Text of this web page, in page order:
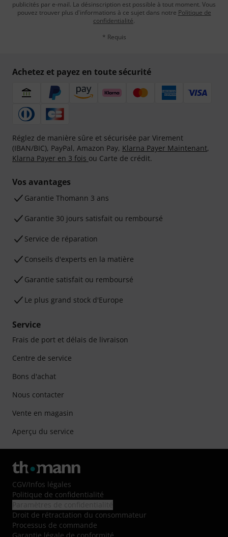
publicités par e-mail. La désinscription est possible à tout moment. Vous
pouvez trouver plus d'informations à ce sujet dans notre Politique de
confidentialité.
* Requis
Achetez et payez en toute sécurité
Réglez de manière sûre et sécurisée par Virement
(IBAN/BIC), PayPal, Amazon Pay, Klarna Payer Maintenant,
Klarna Payer en 3 fois ou Carte de crédit.
Vos avantages
Ga­ran­tie Thomann 3 ans
Garantie 30 jours satisfait ou remboursé
Service de réparation
Conseils d'experts en la matière
Garantie satisfait ou remboursé
Le plus grand stock d'Europe
Service
Frais de port et délais de livraison
Centre de service
Bons d'achat
Nous contacter
Vente en magasin
Aperçu du service
CGV/Infos légales
Politique de confidentialité
Droit de rétractation du consommateur
Processus de commande